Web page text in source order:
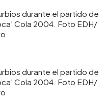
durante el partido de
Cola 2004. Foto EDH/
durante el partido de
Cola 2004. Foto EDH/